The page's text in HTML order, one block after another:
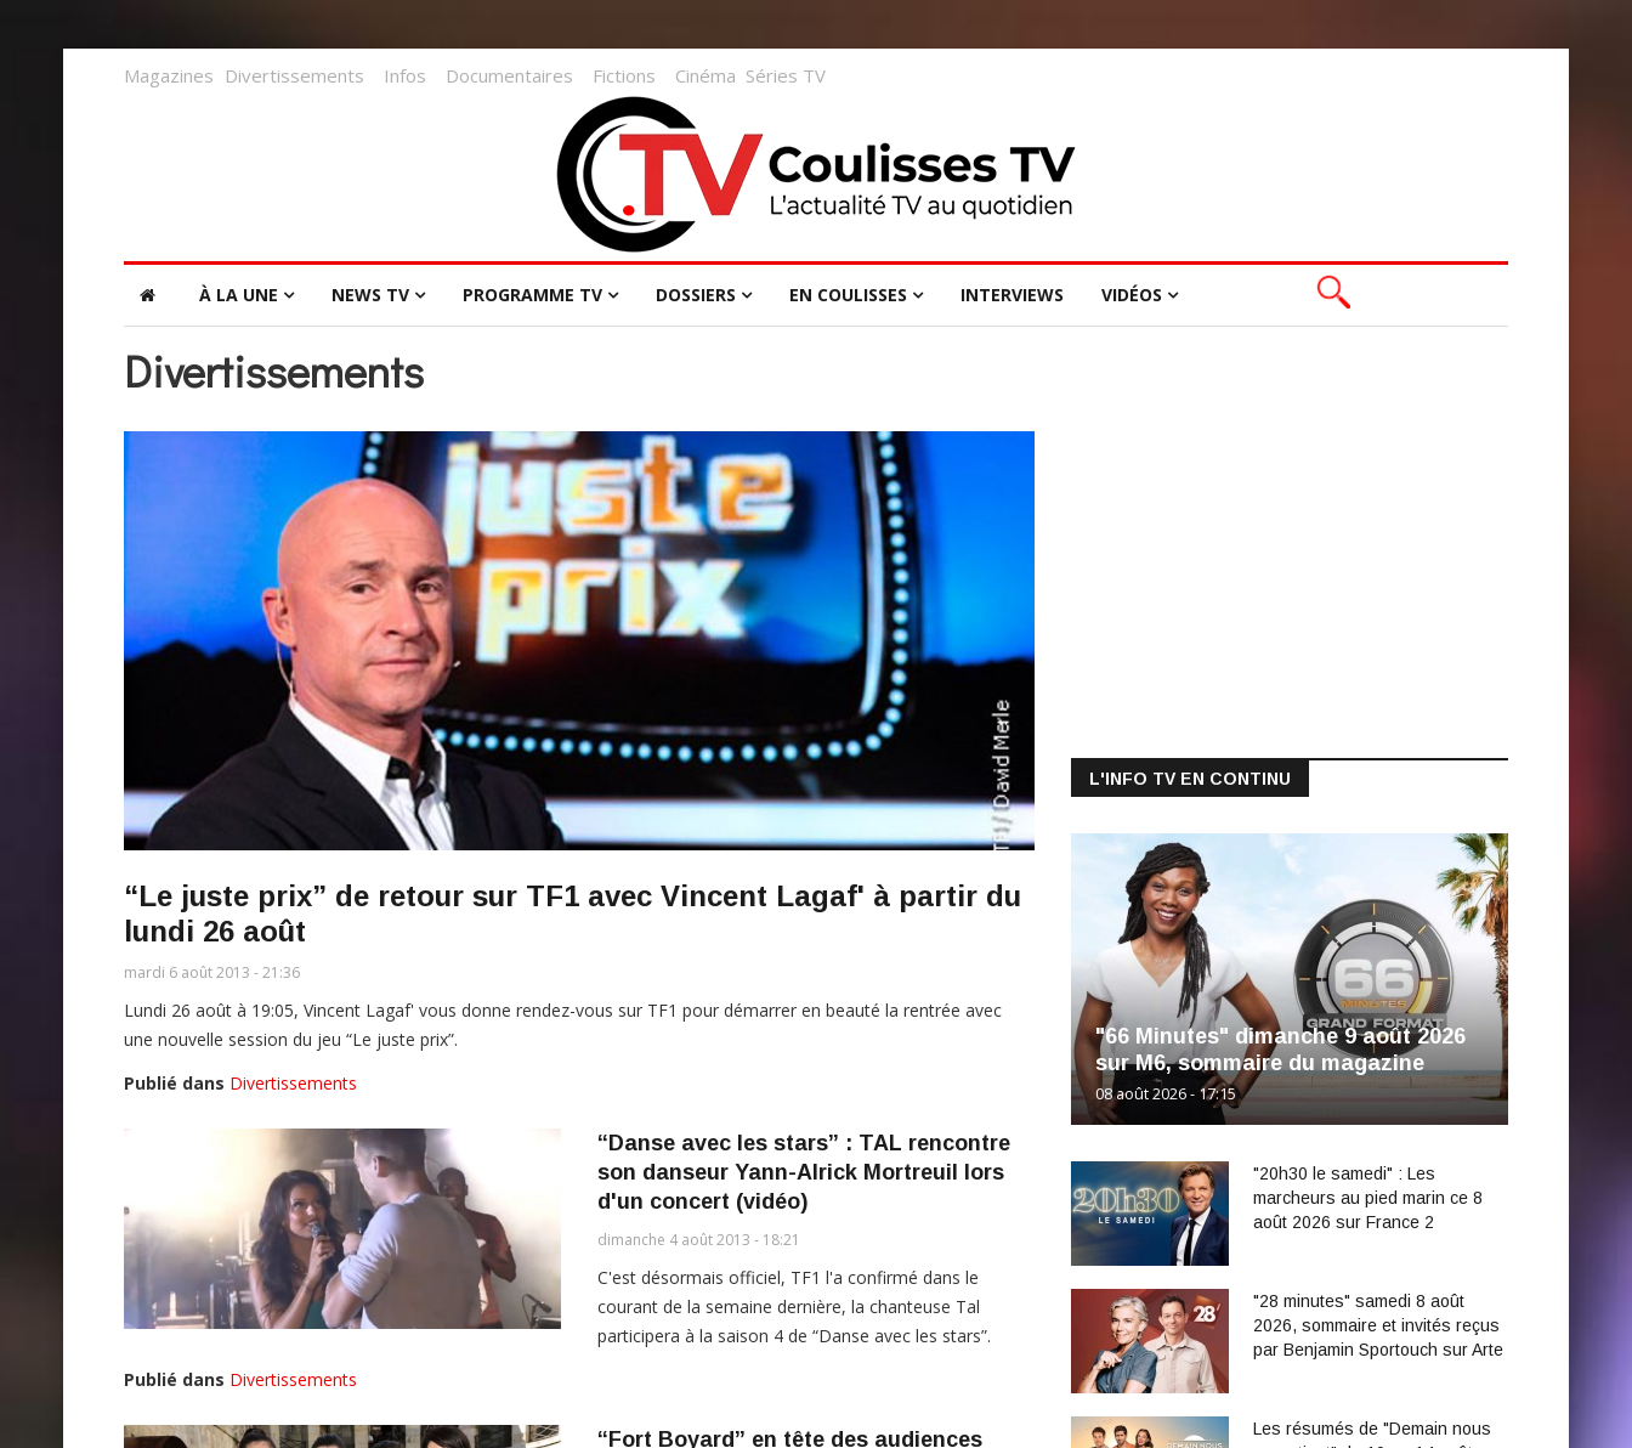
Magazines Divertissements Infos Documentaires Fictions Cinéma Séries TV
À LA UNE NEWS TV PROGRAMME TV DOSSIERS EN COULISSES INTERVIEWS VIDÉOS
Divertissements
“Le juste prix” de retour sur TF1 avec Vincent Lagaf' à partir du
lundi 26 août
mardi 6 août 2013 - 21:36
Lundi 26 août à 19:05, Vincent Lagaf' vous donne rendez-vous sur TF1 pour démarrer en beauté la rentrée avec
une nouvelle session du jeu “Le juste prix”.
Publié dans Divertissements
“Danse avec les stars” : TAL rencontre
son danseur Yann-Alrick Mortreuil lors
d'un concert (vidéo)
dimanche 4 août 2013 - 18:21
C'est désormais officiel, TF1 l'a confirmé dans le
courant de la semaine dernière, la chanteuse Tal
participera à la saison 4 de “Danse avec les stars”.
Publié dans Divertissements
“Fort Boyard” en tête des audiences
L'INFO TV EN CONTINU
"66 Minutes" dimanche 9 août 2026
sur M6, sommaire du magazine
08 août 2026 - 17:15
"20h30 le samedi" : Les
marcheurs au pied marin ce 8
août 2026 sur France 2
"28 minutes" samedi 8 août
2026, sommaire et invités reçus
par Benjamin Sportouch sur Arte
Les résumés de "Demain nous